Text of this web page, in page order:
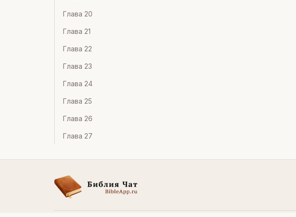
Глава 20
Глава 21
Глава 22
Глава 23
Глава 24
Глава 25
Глава 26
Глава 27